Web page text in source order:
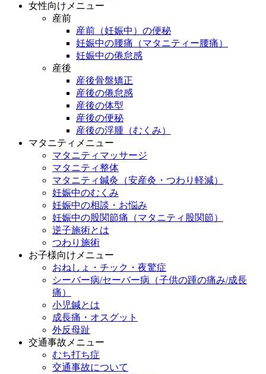
女性向けメニュー
産前
産前（妊娠中）の便秘
妊娠中の腰痛（マタニティー腰痛）
妊娠中の倦怠感
産後
産後骨盤矯正
産後の倦怠感
産後の体型
産後の便秘
産後の浮腫（むくみ）
マタニティメニュー
マタニティマッサージ
マタニティ整体
マタニティ鍼灸（安産灸・つわり軽減）
妊娠中のむくみ
妊娠中の相談・お悩み
妊娠中の股関節痛（マタニティ股関節）
逆子施術とは
つわり施術
お子様向けメニュー
おねしょ・チック・夜驚症
シーバー病/セーバー病（子供の踵の痛み/成長
痛）
小児鍼とは
成長痛・オスグット
外反母趾
交通事故メニュー
むち打ち症
交通事故について